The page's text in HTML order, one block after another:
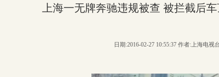
上海一无牌奔驰违规被查 被拦截后
日期:2016-02-27 10:55:37 作者:上海电视